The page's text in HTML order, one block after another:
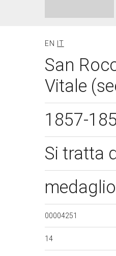
EN IT
San
Vitale
1857-
Si tratta
00004251
14